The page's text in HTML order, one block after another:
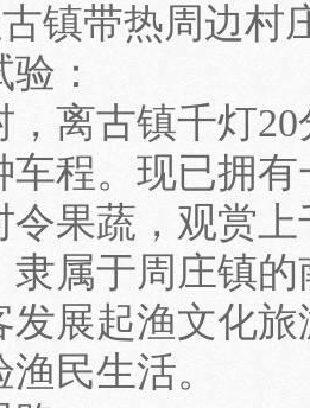
镇带热周边村
：
，离古镇千灯
车程。现已拥
令果蔬，观赏
隶属于周庄镇
发展起渔文化
民生活。